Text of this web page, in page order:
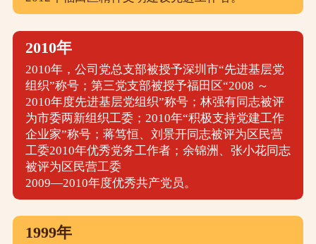
2010年
2010年，公司党总支部被授予深圳市“先进基层党
组织”称号；第三党支部被授予福田区“2008 ～
2010年度先进基层党组织”称号；林强有同志被评
为市委两新组织工委；2010年“积极支持党建工作
企业家”称号；蒋笃恒、刘景开同志被评为区民营
工委2010年优秀党务工作者；余锦洲、张小花同志
被评为区民营工委
2009—2010年度优秀共产党员。
1999年